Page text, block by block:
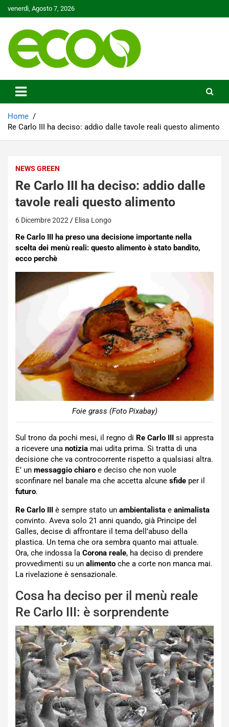
to
venerdì, Agosto 7, 2026
Ecoo.it
Home
Re Carlo III ha deciso: addio dalle tavole reali questo alimento
NEWS GREEN
Re Carlo III ha deciso: addio dalle
tavole reali questo alimento
6 Dicembre 2022 Elisa Longo
Re Carlo III ha preso una decisione importante nella
scelta dei menù reali: questo alimento è stato bandito,
ecco perchè
Foie grass (Foto Pixabay)
Sul trono da pochi mesi, il regno di Re Carlo III si appresta
a ricevere una notizia mai udita prima. Si tratta di una
decisione che va controcorrente rispetto a qualsiasi altra.
E’ un messaggio chiaro e deciso che non vuole
sconfinare nel banale ma che accetta alcune sfide per il
futuro.
Re Carlo III è sempre stato un ambientalista e animalista
convinto. Aveva solo 21 anni quando, già Principe del
Galles, decise di affrontare il tema dell’abuso della
plastica. Un tema che ora sembra quanto mai attuale.
Ora, che indossa la Corona reale, ha deciso di prendere
provvedimenti su un alimento che a corte non manca mai.
La rivelazione è sensazionale.
Cosa ha deciso per il menù reale
Re Carlo III: è sorprendente